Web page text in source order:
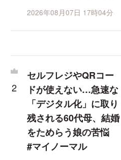
2026年08月07日 17時04分
セルフレジやQRコー
ドが使えない…急速な
「デジタル化」に取り
残される60代母、結婚
をためらう娘の苦悩
#マイノーマル